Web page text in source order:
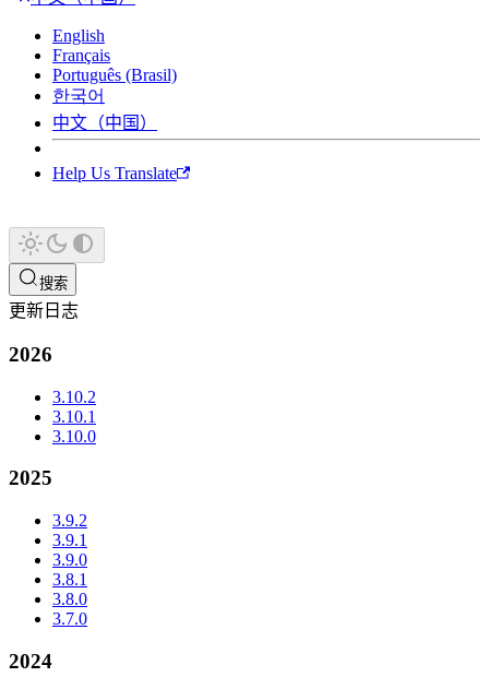
English
Français
Português (Brasil)
한국어
中文（中国）
Help Us Translate
搜索
更新日志
2026
3.10.2
3.10.1
3.10.0
2025
3.9.2
3.9.1
3.9.0
3.8.1
3.8.0
3.7.0
2024